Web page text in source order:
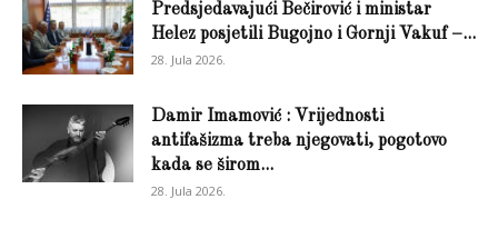
Predsjedavajući Bečirović i ministar
Helez posjetili Bugojno i Gornji Vakuf –...
28. Jula 2026.
Damir Imamović : Vrijednosti
antifašizma treba njegovati, pogotovo
kada se širom...
28. Jula 2026.